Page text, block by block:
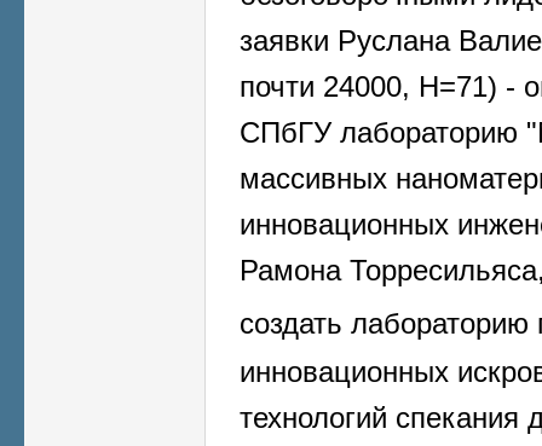
заявки Руслана
почти 24000, Н=71) -
СПбГУ лабораторию
массивных
инновационных
Рамона
создать
инновационных
технологий спекания